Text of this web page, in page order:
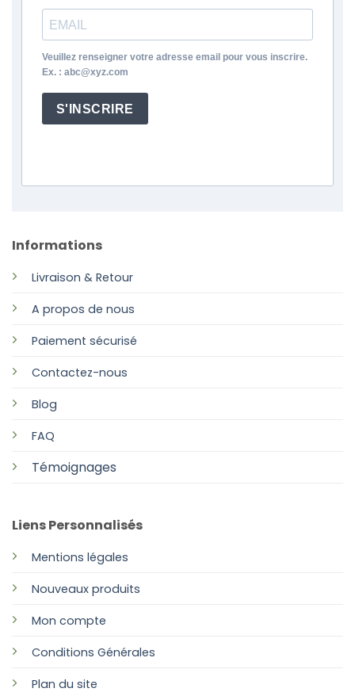
Informations
Livraison & Retour
A propos de nous
Paiement sécurisé
Contactez-nous
Blog
FAQ
Témoignages
Liens Personnalisés
Mentions légales
Nouveaux produits
Mon compte
Conditions Générales
Plan du site
Veuillez renseigner votre adresse email pour vous inscrire.
Ex. : abc@xyz.com
S'INSCRIRE